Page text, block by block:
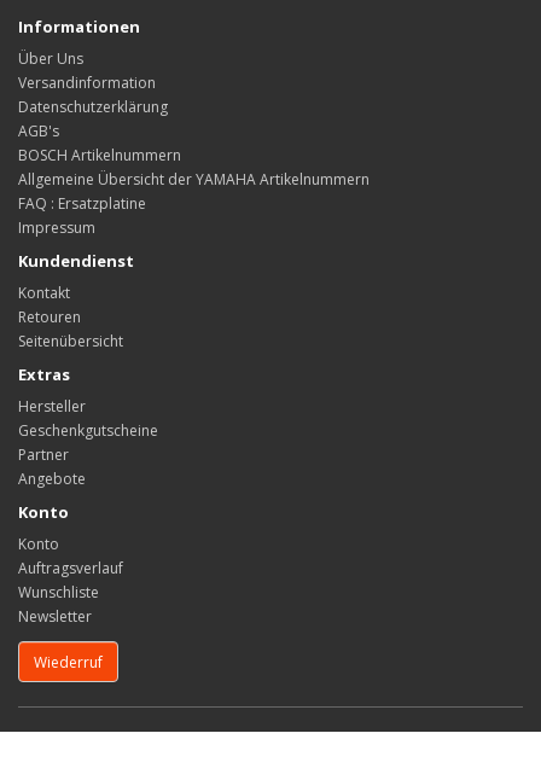
Informationen
Über Uns
Versandinformation
Datenschutzerklärung
AGB's
BOSCH Artikelnummern
Allgemeine Übersicht der YAMAHA Artikelnummern
FAQ : Ersatzplatine
Impressum
Kundendienst
Kontakt
Retouren
Seitenübersicht
Extras
Hersteller
Geschenkgutscheine
Partner
Angebote
Konto
Konto
Auftragsverlauf
Wunschliste
Newsletter
Wiederruf